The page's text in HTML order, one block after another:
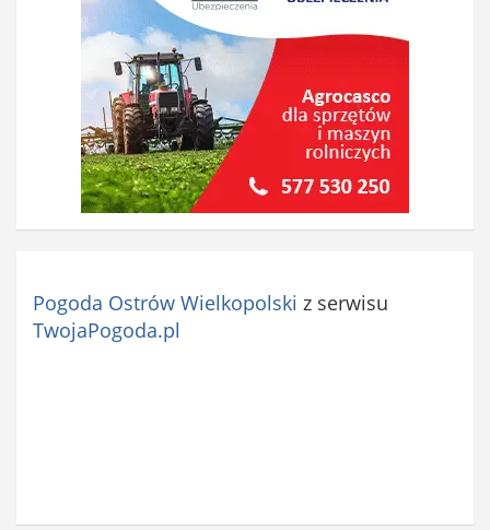
Pogoda Ostrów Wielkopolski z serwisu
TwojaPogoda.pl